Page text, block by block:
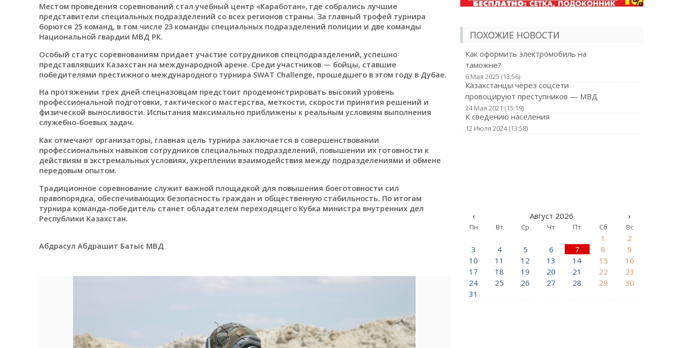
Местом проведения соревнований стал учебный центр «Каработан», где собрались лучшие
представители специальных подразделений со всех регионов страны. За главный трофей турнира
борются 25 команд, в том числе 23 команды специальных подразделений полиции и две команды
Национальной гвардии МВД РК.
Особый статус соревнованиям придает участие сотрудников спецподразделений, успешно
представлявших Казахстан на международной арене. Среди участников — бойцы, ставшие
победителями престижного международного турнира SWAT Challenge, прошедшего в этом году в Дубае.
На протяжении трех дней спецназовцам предстоит продемонстрировать высокий уровень
профессиональной подготовки, тактического мастерства, меткости, скорости принятия решений и
физической выносливости. Испытания максимально приближены к реальным условиям выполнения
служебно-боевых задач.
Как отмечают организаторы, главная цель турнира заключается в совершенствовании
профессиональных навыков сотрудников специальных подразделений, повышении их готовности к
действиям в экстремальных условиях, укреплении взаимодействия между подразделениями и обмене
передовым опытом.
Традиционное соревнование служит важной площадкой для повышения боеготовности сил
правопорядка, обеспечивающих безопасность граждан и общественную стабильность. По итогам
турнира команда-победитель станет обладателем переходящего Кубка министра внутренних дел
Республики Казахстан.
Абдрасул Абдрашит Батыс МВД
ПОХОЖИЕ НОВОСТИ
Как оформить электромобиль на
таможне?
6 Мая 2025 (13:56)
Казахстанцы через соцсети
провоцируют преступников — МВД
24 Мая 2021 (15:19)
К сведению населения
12 Июля 2024 (13:58)
‹ Август 2026 ›
Пн Вт Ср Чт Пт Сб Вс
1
2
3
4 5 6 7 8
9
10
11 12 13 14 15
16
17
18 19 20 21 22
23
24
25 26 27 28 29
30
31